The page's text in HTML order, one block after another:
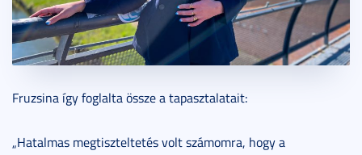
Fruzsina így foglalta össze a tapasztalatait:
„Hatalmas megtiszteltetés volt számomra, hogy a